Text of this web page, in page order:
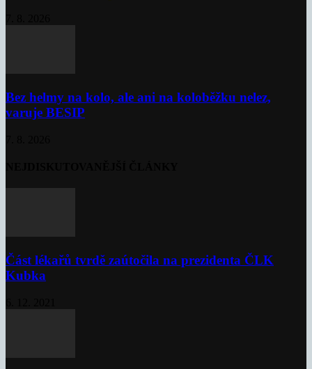
Bez helmy na kolo, ale ani na koloběžku nelez,
varuje BESIP
Část lékařů tvrdě zaútočila na prezidenta ČLK
Kubka